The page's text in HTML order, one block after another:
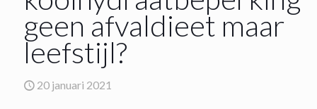
geen afvaldieet maar
leefstijl?
20 januari 2021